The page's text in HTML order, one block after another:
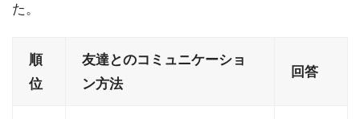
た。
順
位
友達とのコミュニケーショ
ン方法
回答